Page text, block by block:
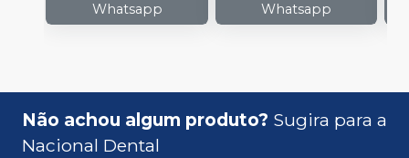
Whatsapp
Whatsapp
Não achou algum produto? Sugira para a
Nacional Dental